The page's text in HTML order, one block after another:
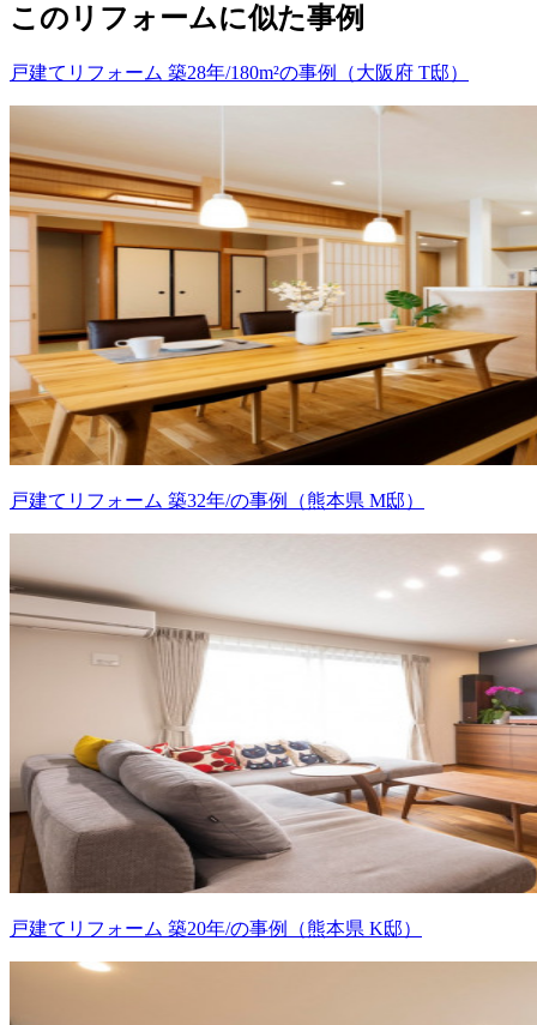
このリフォームに似た事例
戸建てリフォーム 築28年/180m²の事例（大阪府 T邸）
戸建てリフォーム 築32年/の事例（熊本県 M邸）
戸建てリフォーム 築20年/の事例（熊本県 K邸）